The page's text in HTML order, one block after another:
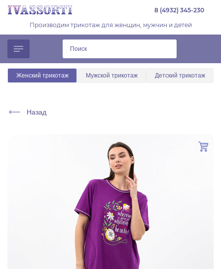
8 (4932) 345-230
Производим трикотаж для женщин, мужчин и детей
Женский трикотаж Мужской трикотаж Детский трикотаж
Назад